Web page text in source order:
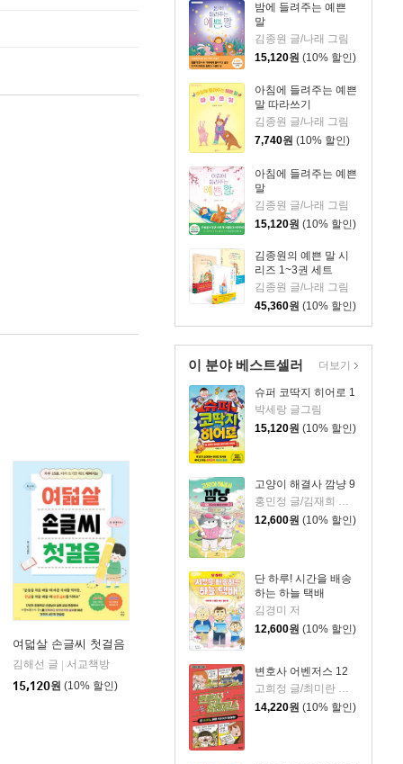
밤에 들려주는 예쁜
말
김종원 글/나래 그림
15,120원 (10% 할인)
아침에 들려주는 예쁜
말 따라쓰기
김종원 글/나래 그림
7,740원 (10% 할인)
아침에 들려주는 예쁜
말
김종원 글/나래 그림
15,120원 (10% 할인)
김종원의 예쁜 말 시
리즈 1~3권 세트
김종원 글/나래 그림
45,360원 (10% 할인)
이 분야 베스트셀러
슈퍼 코딱지 히어로 1
박세랑 글그림
15,120원 (10% 할인)
고양이 해결사 깜냥 9
홍민정 글/김재희 그림
12,600원 (10% 할인)
단 하루! 시간을 배송
하는 하늘 택배
김경미 저
12,600원 (10% 할인)
변호사 어벤저스 12
고희정 글/최미란 그림/신주영 감수
14,220원 (10% 할인)
더보기
여덟살 손글씨 첫걸음
김해선 글
서교책방
15,120원 (10% 할인)